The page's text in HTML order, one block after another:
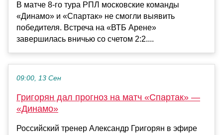
В матче 8-го тура РПЛ московские команды
«Динамо» и «Спартак» не смогли выявить
победителя. Встреча на «ВТБ Арене»
завершилась вничью со счетом 2:2....
09:00, 13 Сен
Григорян дал прогноз на матч «Спартак» —
«Динамо»
Российский тренер Александр Григорян в эфире